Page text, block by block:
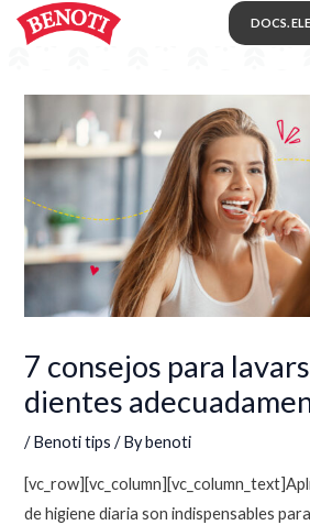
Skip
DOCS.
7 consejos para
dientes
/Benoti tips / Bybenoti
de higiene diaria son indispensables